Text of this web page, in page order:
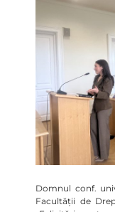
Domnul conf.
Facultății de